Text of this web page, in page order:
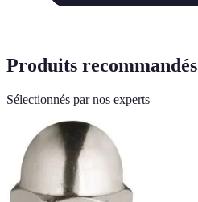
Produits recommandés
Sélectionnés par nos experts